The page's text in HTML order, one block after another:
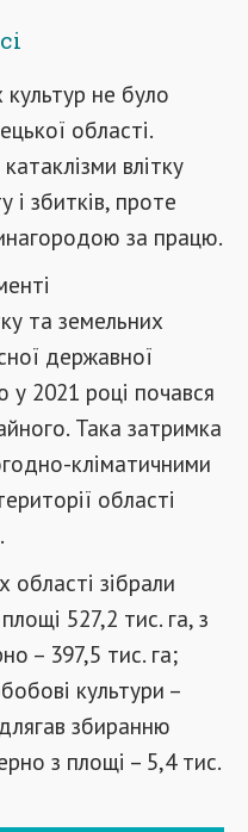
не було
області.
влітку
збитків, проте
за працю.
та земельних
державної
у 2021 році почався
Така затримка
кліматичними
області
зібрали
527,2 тис. га, з
– 397,5 тис. га;
культури –
збиранню
з площі – 5,4 тис.